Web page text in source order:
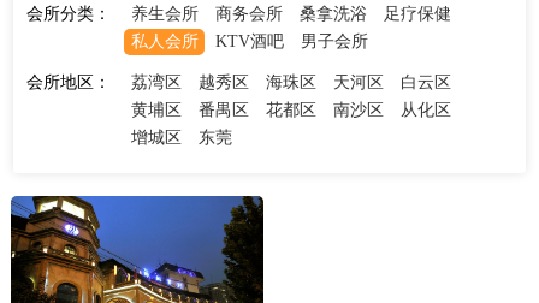
会所分类： 养生会所 商务会所 桑拿洗浴
足疗保健
私人会所
KTV酒吧 男子会所
会所地区： 荔湾区 越秀区 海珠区 天河区
白云区
黄埔区
番禺区 花都区 南沙区
从化区
增城区
东莞